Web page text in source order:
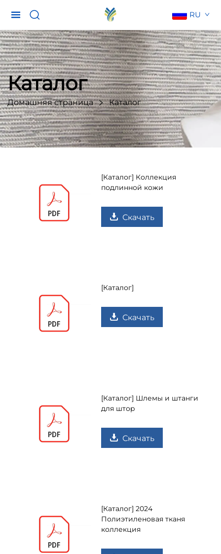
RU
Каталог
Домашняя страница Каталог
[Каталог] Коллекция
подлинной кожи
Скачать
[Каталог]
Скачать
[Каталог] Шлемы и штанги
для штор
Скачать
[Каталог] 2024
Полиэтиленовая тканя
коллекция